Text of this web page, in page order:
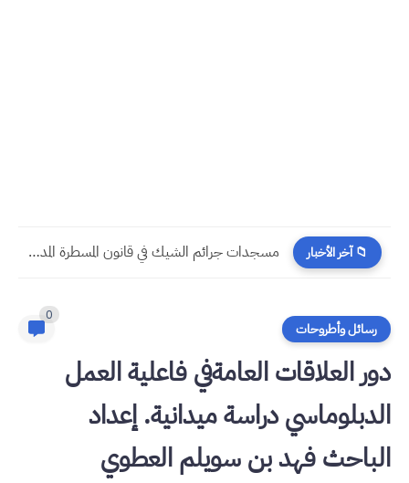
📁 آخر الأخبار مسجدات جرائم الشيك في قانون المسطرة المدنية الجديد
رسائل وأطروحات
0
دور العلاقات العامةفي فاعلية العمل
الدبلوماسي دراسة ميدانية. إعداد
الباحث فهد بن سويلم العطوي